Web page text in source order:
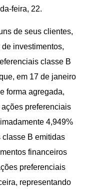
feira, 22.
de seus clientes,
investimentos,
classe B
em 17 de janeiro
forma agregada,
preferenciais
4,949%
classe B emitidas
financeiros
preferenciais
representando